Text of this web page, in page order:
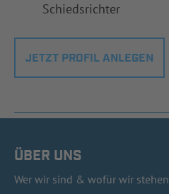
Schiedsrichter
JETZT PROFIL ANLEGEN
ÜBER UNS
Wer wir sind & wofür wir stehen